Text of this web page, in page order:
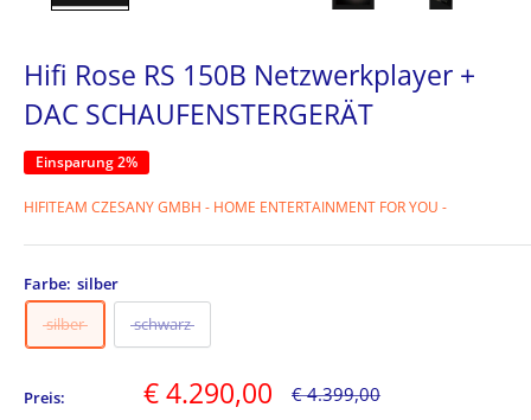
Hifi Rose RS 150B Netzwerkplayer +
DAC SCHAUFENSTERGERÄT
Einsparung 2%
HIFITEAM CZESANY GMBH - HOME ENTERTAINMENT FOR YOU -
Farbe: silber
silber
schwarz
Preis: Sonderpreis
€ 4.290,00 Normalpreis
€ 4.399,00